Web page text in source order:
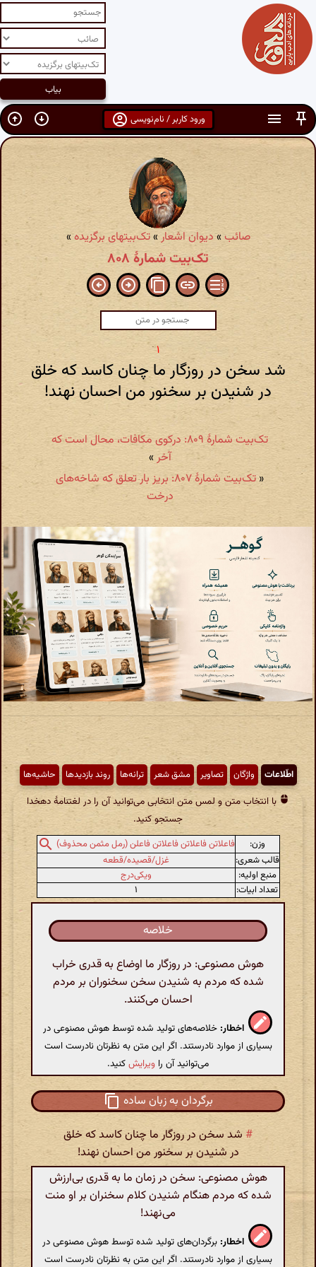
ورود کاربر / نام‌نویسی
صائب»دیوان اشعار »تک‌بیتهای برگزیده»
تک‌بیت شمارهٔ ۸۰۸
شد سخن در روزگار ما چنان کاسد که خلق
در شنیدن بر سخنور من احسان نهند!
تک‌بیت شمارهٔ ۸۰۹: درکوی مکافات، محال است که
آخر»
«
تک‌بیت شمارهٔ ۸۰۷: بریز بار تعلق که شاخه‌های
درخت
اطّلاعات واژگان تصاویر مشق شعر ترانه‌ها روند بازدیدها حاشیه‌ها
با انتخاب متن و لمس متن انتخابی می‌توانید آن را در لغتنامهٔ دهخدا
جستجو کنید.
وزن:
فاعلاتن فاعلاتن فاعلاتن فاعلن (رمل مثمن محذوف)
قالب شعری:
غزل/قصیده/قطعه
منبع اولیه:
ویکی‌درج
تعداد ابیات:
۱
خلاصه
هوش مصنوعی: در روزگار ما اوضاع به قدری خراب
شده که مردم به شنیدن سخن سخنوران بر مردم
احسان می‌کنند.
اخطار: خلاصه‌های تولید شده توسط هوش مصنوعی در
بسیاری از موارد نادرستند. اگر این متن به نظرتان نادرست است
می‌توانید آن را ویرایشکنید.
برگردان به زبان ساده
# شد سخن در روزگار ما چنان کاسد که خلق
در شنیدن بر سخنور من احسان نهند!
هوش مصنوعی: سخن در زمان ما به قدری بی‌ارزش
شده که مردم هنگام شنیدن کلام سخنران بر او منت
می‌نهند!
اخطار: برگردان‌های تولید شده توسط هوش مصنوعی در
بسیاری از موارد نادرستند. اگر این متن به نظرتان نادرست است